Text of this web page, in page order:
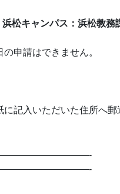
浜松キャンパス：浜松教
申請はできません。
記入いただいた住所へ郵